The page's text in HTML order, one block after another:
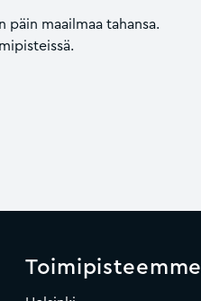
päin maailmaa tahansa.
Toimipisteemme